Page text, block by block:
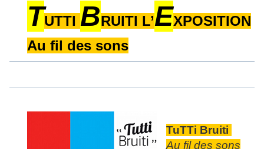
TUTTI BRUITI L’EXPOSITION
Au fil des sons
TuTTi Bruiti
Au fil des sons